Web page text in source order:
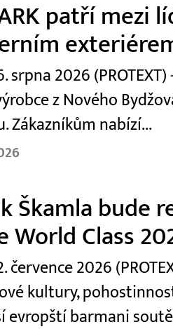
patří mezi
srpna 2026
z Nového
Zákazníkům nabízí...
Škamla bude
World Class
července 2026
kultury,
evropští barmani